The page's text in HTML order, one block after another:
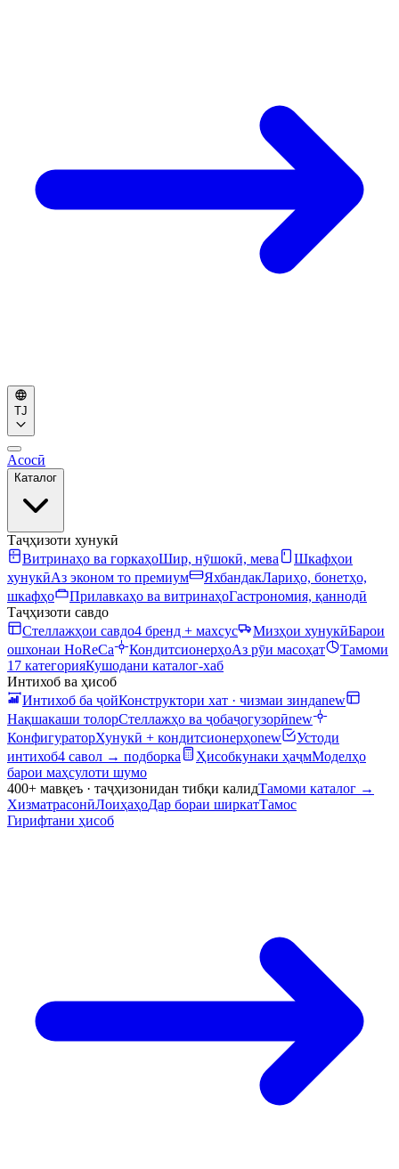
TJ
Асосӣ
Каталог
Таҷҳизоти хунукӣ
Витринаҳо ва горкаҳоШир, нӯшокӣ, мева
Шкафҳои
хунукӣАз эконом то премиум ЯхбандакЛариҳо, бонетҳо,
шкафҳо
Прилавкаҳо ва витринаҳоГастрономия, қаннодӣ
Таҷҳизоти савдо
Стеллажҳои савдо4 бренд + махсус Мизҳои хунукӣБарои
ошхонаи HoReCa
КондитсионерҳоАз рӯи масоҳат
Тамоми
17 категорияКушодани каталог-хаб
Интихоб ва ҳисоб
Интихоб ба ҷойКонструктори хат · чизмаи зиндаnew
Нақшакаши толорСтеллажҳо ва ҷобаҷогузорӣnew
КонфигураторХунукӣ + кондитсионерҳоnew
Устоди
интихоб4 савол → подборка Ҳисобкунаки ҳаҷмМоделҳо
барои маҳсулоти шумо
400+ мавқеъ · таҷҳизонидан тибқи калидТамоми каталог →
ХизматрасонӣЛоиҳаҳоДар бораи ширкатТамос
Гирифтани ҳисоб